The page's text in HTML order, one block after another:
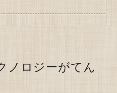
ノロジーがてん